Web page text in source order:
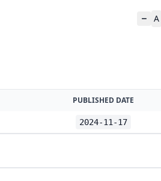
A
PUBLISHED DATE
2024-11-17